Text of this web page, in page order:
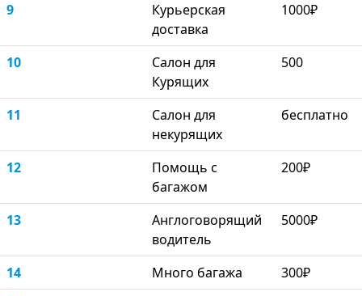
9
Курьерская
доставка
1000₽
10
Салон для
Курящих
500
11
Салон для
некурящих
бесплатно
12
Помощь с
багажом
200₽
13
Англоговорящий
водитель
5000₽
14 Много багажа
300₽